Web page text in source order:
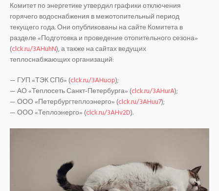
Комитет по энергетике утвердил графики отключения
горячего водоснабжения в межотопительный период
текущего года. Они опубликованы на сайте Комитета в
разделе «Подготовка и проведение отопительного сезона»
(clck.ru/3AHuhN), а также на сайтах ведущих
теплоснабжающих организаций:
— ГУП «ТЭК СПб» (clck.ru/3AHuop);
— АО «Теплосеть Санкт-Петербурга» (clck.ru/3AHurA);
— ООО «Петербургтеплоэнерго» (clck.ru/3AHuu7);
— ООО «Теплоэнерго» (clck.ru/3AHv2D).